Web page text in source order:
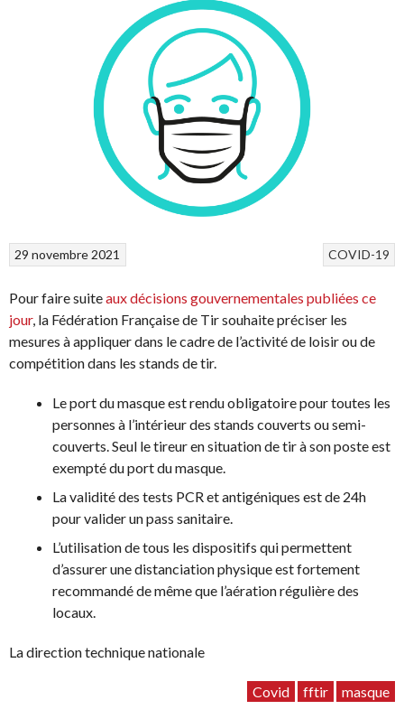
COVID-19
29 novembre 2021
Pour faire suiteaux décisions gouvernementales publiées ce
jour, la Fédération Française de Tir souhaite préciser les
mesures à appliquer dans le cadre de l’activité de loisir ou de
compétition dans les stands de tir.
Le port du masque est rendu obligatoire pour toutes les
personnes à l’intérieur des stands couverts ou semi-
couverts. Seul le tireur en situation de tir à son poste est
exempté du port du masque.
La validité des tests PCR et antigéniques est de 24h
pour valider un pass sanitaire.
L’utilisation de tous les dispositifs qui permettent
d’assurer une distanciation physique est fortement
recommandé de même que l’aération régulière des
locaux.
La direction technique nationale
Covid fftir masque